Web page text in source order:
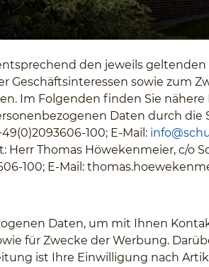
den jeweils
sowie zum
Im Folgenden finden Sie
Daten durch die
100; E-Mail:
Thomas Höwekenmeier, c/o
100; E-Mail:
Daten, um mit Ihnen
für Zwecke der Werbung.
ist Ihre Einwilligung nach Artikel